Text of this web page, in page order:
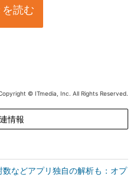
読む
© ITmedia, Inc. All Rights Reserved.
情報
などアプリ独自の解析も：オプ